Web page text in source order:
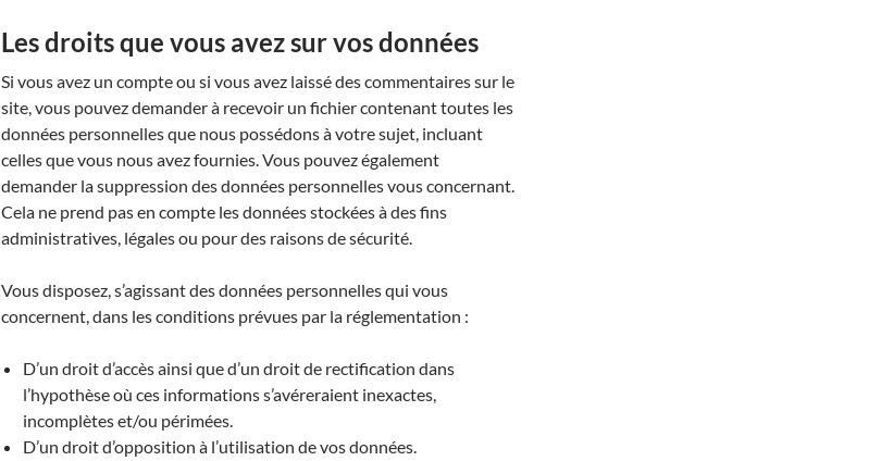
Les droits que vous avez sur vos données
Si vous avez un compte ou si vous avez laissé des commentaires sur le
site, vous pouvez demander à recevoir un fichier contenant toutes les
données personnelles que nous possédons à votre sujet, incluant
celles que vous nous avez fournies. Vous pouvez également
demander la suppression des données personnelles vous concernant.
Cela ne prend pas en compte les données stockées à des fins
administratives, légales ou pour des raisons de sécurité.
Vous disposez, s’agissant des données personnelles qui vous
concernent, dans les conditions prévues par la réglementation :
D’un droit d’accès ainsi que d’un droit de rectification dans
l’hypothèse où ces informations s’avéreraient inexactes,
incomplètes et/ou périmées.
D’un droit d’opposition à l’utilisation de vos données.